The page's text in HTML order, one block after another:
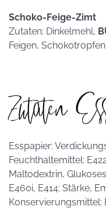
Schoko-Feige-Zimt
Zutaten: Dinkelmehl,
Feigen,
Zutaten
Esspapier:
Feuchthaltemittel:
Maltodextrin,
E460i, E414; Stärke,
Konservierungsmittel: